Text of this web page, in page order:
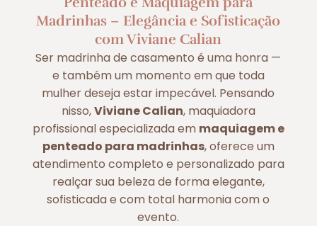
Madrinhas – Elegância e Sofisticação
com Viviane Calian
Ser madrinha de casamento é uma honra —
e também um momento em que toda
mulher deseja estar impecável. Pensando
nisso,Viviane Calian, maquiadora
profissional especializada em maquiagem e
penteado para madrinhas, oferece um
atendimento completo e personalizado para
realçar sua beleza de forma elegante,
sofisticada e com total harmonia com o
evento.